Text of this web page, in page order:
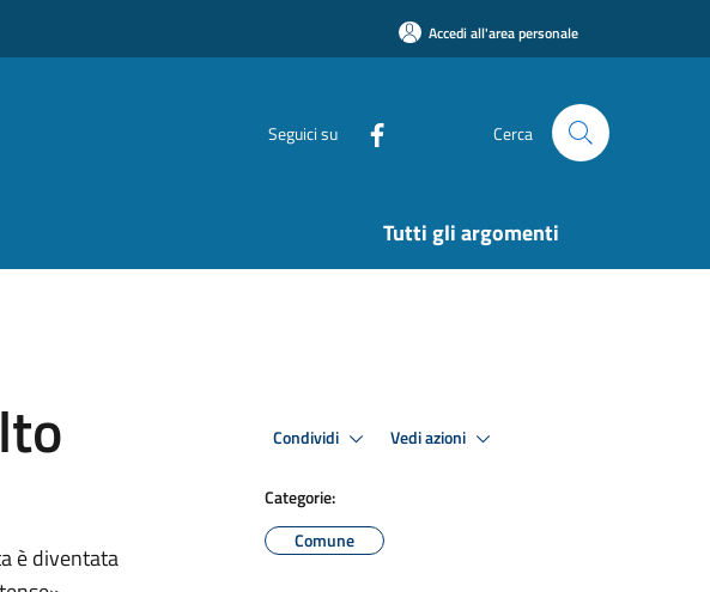
Accedi all'area personale
Seguici su Cerca
Tutti gli argomenti
è diventata
Condividi Vedi azioni
Categorie:
Comune